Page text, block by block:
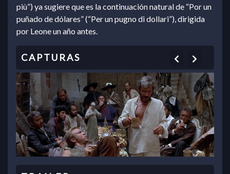
più”) ya sugiere que es la continuación natural de “Por un
puñado de dólares” (“Per un pugno di dollari”), dirigida
por Leone un año antes.
Previous